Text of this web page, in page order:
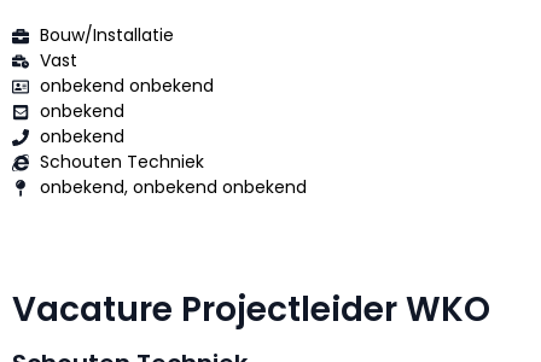
Bouw/Installatie
Vast
onbekend onbekend
onbekend
onbekend
Schouten Techniek
onbekend, onbekend onbekend
Vacature Projectleider WKO